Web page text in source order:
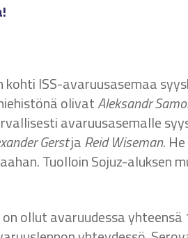
ISS-avaruusasemaa
olivatAleksandr
avaruusasemalle
GerstjaReid Wiseman.
Tuolloin Sojuz-aluksen
ollut avaruudessa